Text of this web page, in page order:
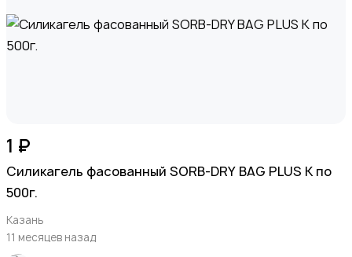
1 ₽
Силикагель фасованный SORB-DRY BAG PLUS K по
500г.
Казань
11 месяцев назад